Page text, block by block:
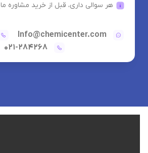
هر سوالی داری، قبل از خرید مشاوره ما
Info@chemicenter.com
021-284268